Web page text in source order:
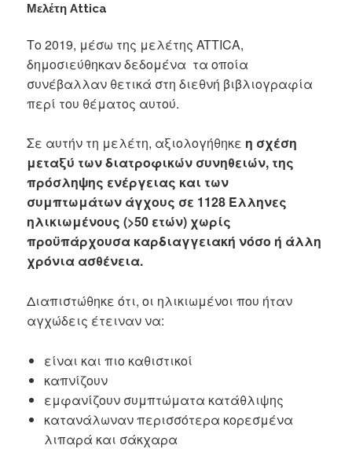
Μελέτη Attica
Το 2019, μέσω της μελέτης ATTICA,
δημοσιεύθηκαν δεδομένα τα οποία
συνέβαλλαν θετικά στη διεθνή βιβλιογραφία
περί του θέματος αυτού.
Σε αυτήν τη μελέτη, αξιολογήθηκε η σχέση
μεταξύ των διατροφικών συνηθειών, της
πρόσληψης ενέργειας και των
συμπτωμάτων άγχους σε 1128 Έλληνες
ηλικιωμένους (>50 ετών) χωρίς
προϋπάρχουσα καρδιαγγειακή νόσο ή άλλη
χρόνια ασθένεια.
Διαπιστώθηκε ότι, οι ηλικιωμένοι που ήταν
αγχώδεις έτειναν να:
είναι και πιο καθιστικοί
καπνίζουν
εμφανίζουν συμπτώματα κατάθλιψης
κατανάλωναν περισσότερα κορεσμένα
λιπαρά και σάκχαρα